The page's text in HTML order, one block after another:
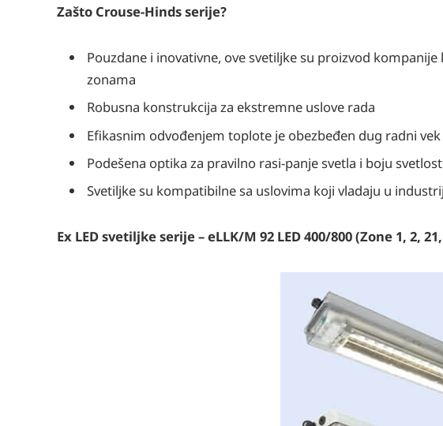
Zašto Crouse-Hinds serije?
Pouzdane i inovativne, ove svetiljke su proizvod
zonama
Robusna konstrukcija za ekstremne uslove rada
Efikasnim odvođenjem toplote je obezbeđen dug radni vek
Podešena optika za pravilno rasi-panje svetla i boju
Svetiljke su kompatibilne sa uslovima koji vladaju u
Ex LED svetiljke serije – eLLK/M 92 LED 400/800 (Zone 1, 2,